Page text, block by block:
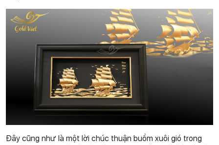
Đây cũng như là một lời chúc thuận buồm xuôi gió trong